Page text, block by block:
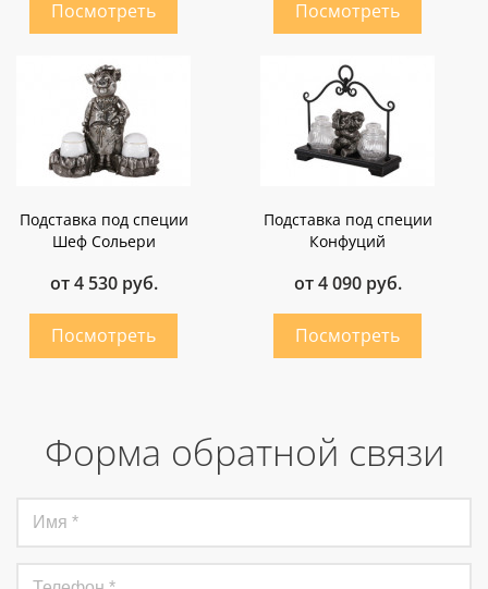
Подставка под специи
Шеф Сольери
от 4 530 руб.
Подставка под специи
Конфуций
от 4 090 руб.
Форма обратной связи